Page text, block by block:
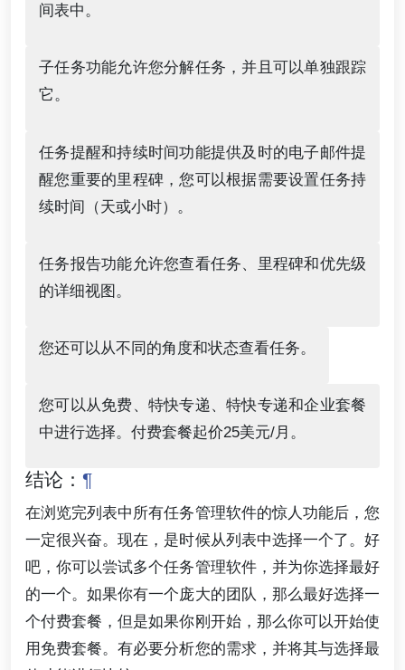
间表中。
子任务功能允许您分解任务，并且可以单独跟踪
它。
任务提醒和持续时间功能提供及时的电子邮件提
醒您重要的里程碑，您可以根据需要设置任务持
续时间（天或小时）。
任务报告功能允许您查看任务、里程碑和优先级
的详细视图。
您还可以从不同的角度和状态查看任务。
您可以从免费、特快专递、特快专递和企业套餐
中进行选择。付费套餐起价25美元/月。
结论： ¶
在浏览完列表中所有任务管理软件的惊人功能后，您
一定很兴奋。现在，是时候从列表中选择一个了。好
吧，你可以尝试多个任务管理软件，并为你选择最好
的一个。如果你有一个庞大的团队，那么最好选择一
个付费套餐，但是如果你刚开始，那么你可以开始使
用免费套餐。有必要分析您的需求，并将其与选择最